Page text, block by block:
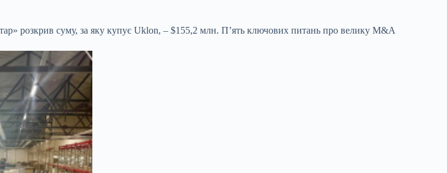
розкрив суму, за яку купує Uklon, – $155,2 млн. П’ять ключових питань про велику M&A